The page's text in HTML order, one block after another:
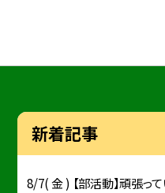
新着記事
8/7( 金 ) 【部活動】頑張って